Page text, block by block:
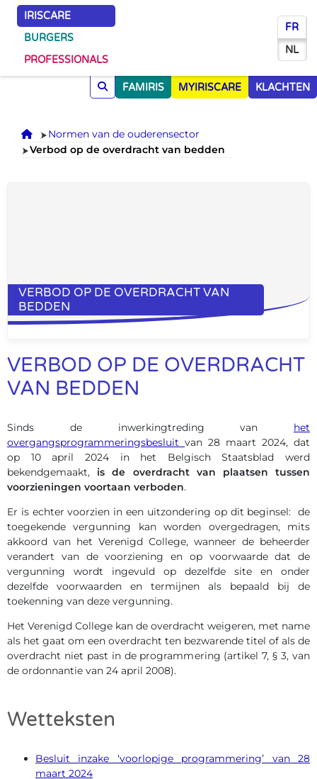
IRISCARE
BURGERS
PROFESSIONALS
FR
NL
FAMIRIS MYIRISCARE KLACHTEN
Onthaal
Normen van de ouderensector
Verbod op de overdracht van bedden
VERBOD OP DE OVERDRACHT VAN
BEDDEN
VERBOD OP DE OVERDRACHT
VAN BEDDEN
Sinds de inwerkingtreding van het
overgangsprogrammeringsbesluit van 28 maart 2024, dat
op 10 april 2024 in het Belgisch Staatsblad werd
bekendgemaakt, is de overdracht van plaatsen tussen
voorzieningen voortaan verboden.
Er is echter voorzien in een uitzondering op dit beginsel: de
toegekende vergunning kan worden overgedragen, mits
akkoord van het Verenigd College, wanneer de beheerder
verandert van de voorziening en op voorwaarde dat de
vergunning wordt ingevuld op dezelfde site en onder
dezelfde voorwaarden en termijnen als bepaald bij de
toekenning van deze vergunning.
Het Verenigd College kan de overdracht weigeren, met name
als het gaat om een overdracht ten bezwarende titel of als de
overdracht niet past in de programmering (artikel 7, § 3, van
de ordonnantie van 24 april 2008).
Wetteksten
Besluit inzake ‘voorlopige programmering’ van 28
maart 2024